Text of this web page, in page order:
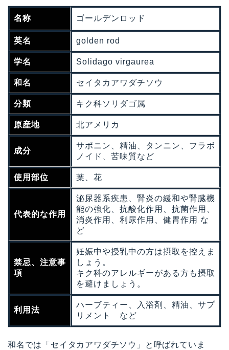
名称 ゴールデンロッド
英名 golden rod
学名 Solidago virgaurea
和名 セイタカアワダチソウ
分類 キク科ソリダゴ属
原産地 北アメリカ
成分
サポニン、精油、タンニン、フラボ
ノイド、苦味質など
使用部位 葉、花
代表的な作用
泌尿器系疾患、腎炎の緩和や腎臓機
能の強化、抗酸化作用、抗菌作用、
消炎作用、利尿作用、健胃作用 な
ど
禁忌、注意事
項
妊娠中や授乳中の方は摂取を控えま
しょう。
キク科のアレルギーがある方も摂取
を避けましょう。
利用法
ハーブティー、入浴剤、精油、サプ
リメント など
和名では「セイタカアワダチソウ」と呼ばれていま